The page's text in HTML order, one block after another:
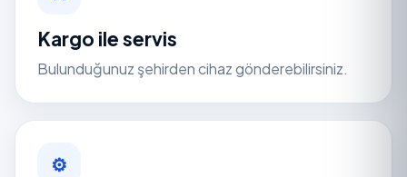
Kargo ile servis
Bulunduğunuz şehirden cihaz gönderebilirsiniz.
⚙